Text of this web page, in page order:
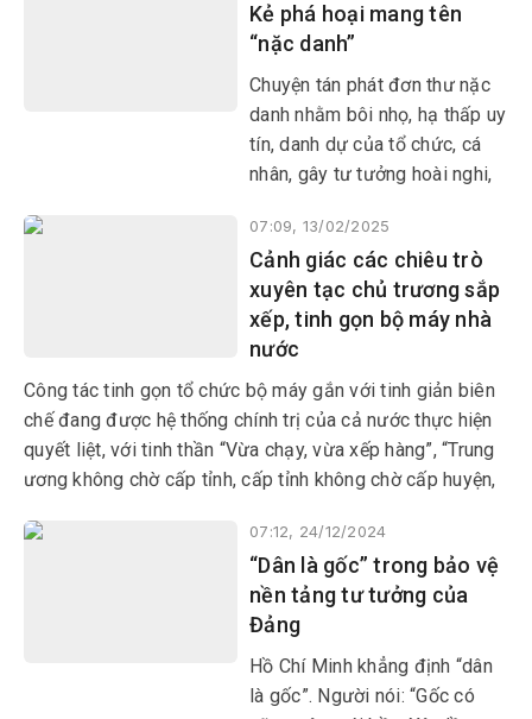
cấp vốn không có gì xa lạ. Gần
đây, hành vi tiêu cực, phá hoại,
đáng lên án này có xu hướng
diễn biến phức tạp, khó dự
báo.
Kẻ phá hoại mang tên
“nặc danh”
Chuyện tán phát đơn thư nặc
danh nhằm bôi nhọ, hạ thấp uy
tín, danh dự của tổ chức, cá
nhân, gây tư tưởng hoài nghi,
trước thềm đại hội đảng các
cấp vốn không có gì xa lạ.
07:09, 13/02/2025
Cảnh giác các chiêu trò
xuyên tạc chủ trương sắp
xếp, tinh gọn bộ máy nhà
nước
Công tác tinh gọn tổ chức bộ máy gắn với tinh giản biên
chế đang được hệ thống chính trị của cả nước thực hiện
quyết liệt, với tinh thần “Vừa chạy, vừa xếp hàng”, “Trung
ương không chờ cấp tỉnh, cấp tỉnh không chờ cấp huyện,
phương hưởng ứng”.
07:12, 24/12/2024
“Dân là gốc” trong bảo vệ
nền tảng tư tưởng của
Đảng
Hồ Chí Minh khẳng định “dân
là gốc”. Người nói: “Gốc có